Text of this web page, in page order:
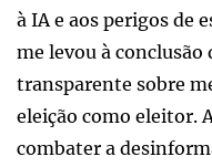
à IA e aos perigos de
me levou à conclusão
transparente sobre
eleição como eleitor.
combater a